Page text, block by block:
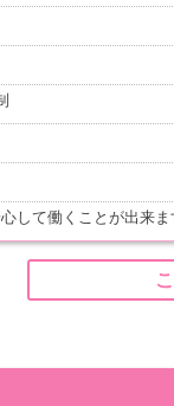
して働くことが出来ま